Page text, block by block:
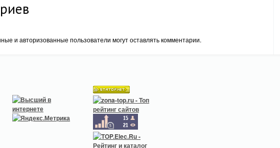
и авторизованные пользователи могут оставлять комментарии.